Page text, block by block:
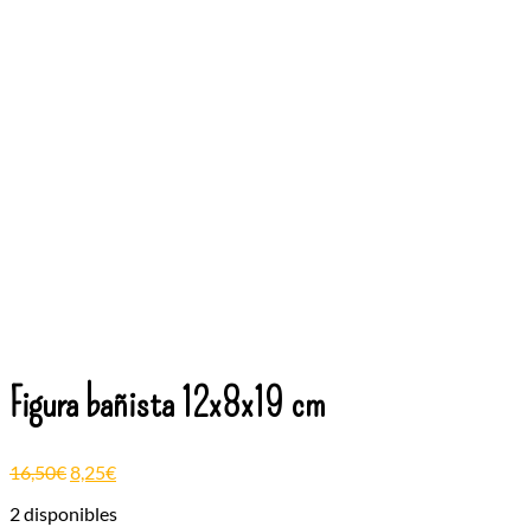
Figura bañista 12x8x19 cm
16,50€8,25€
2 disponibles